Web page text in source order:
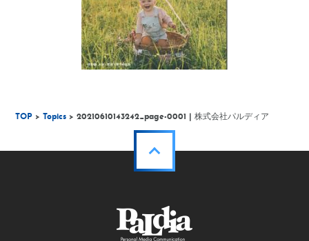
TOP >Topics > 20210610143242_page-0001 | 株式会社パルディア